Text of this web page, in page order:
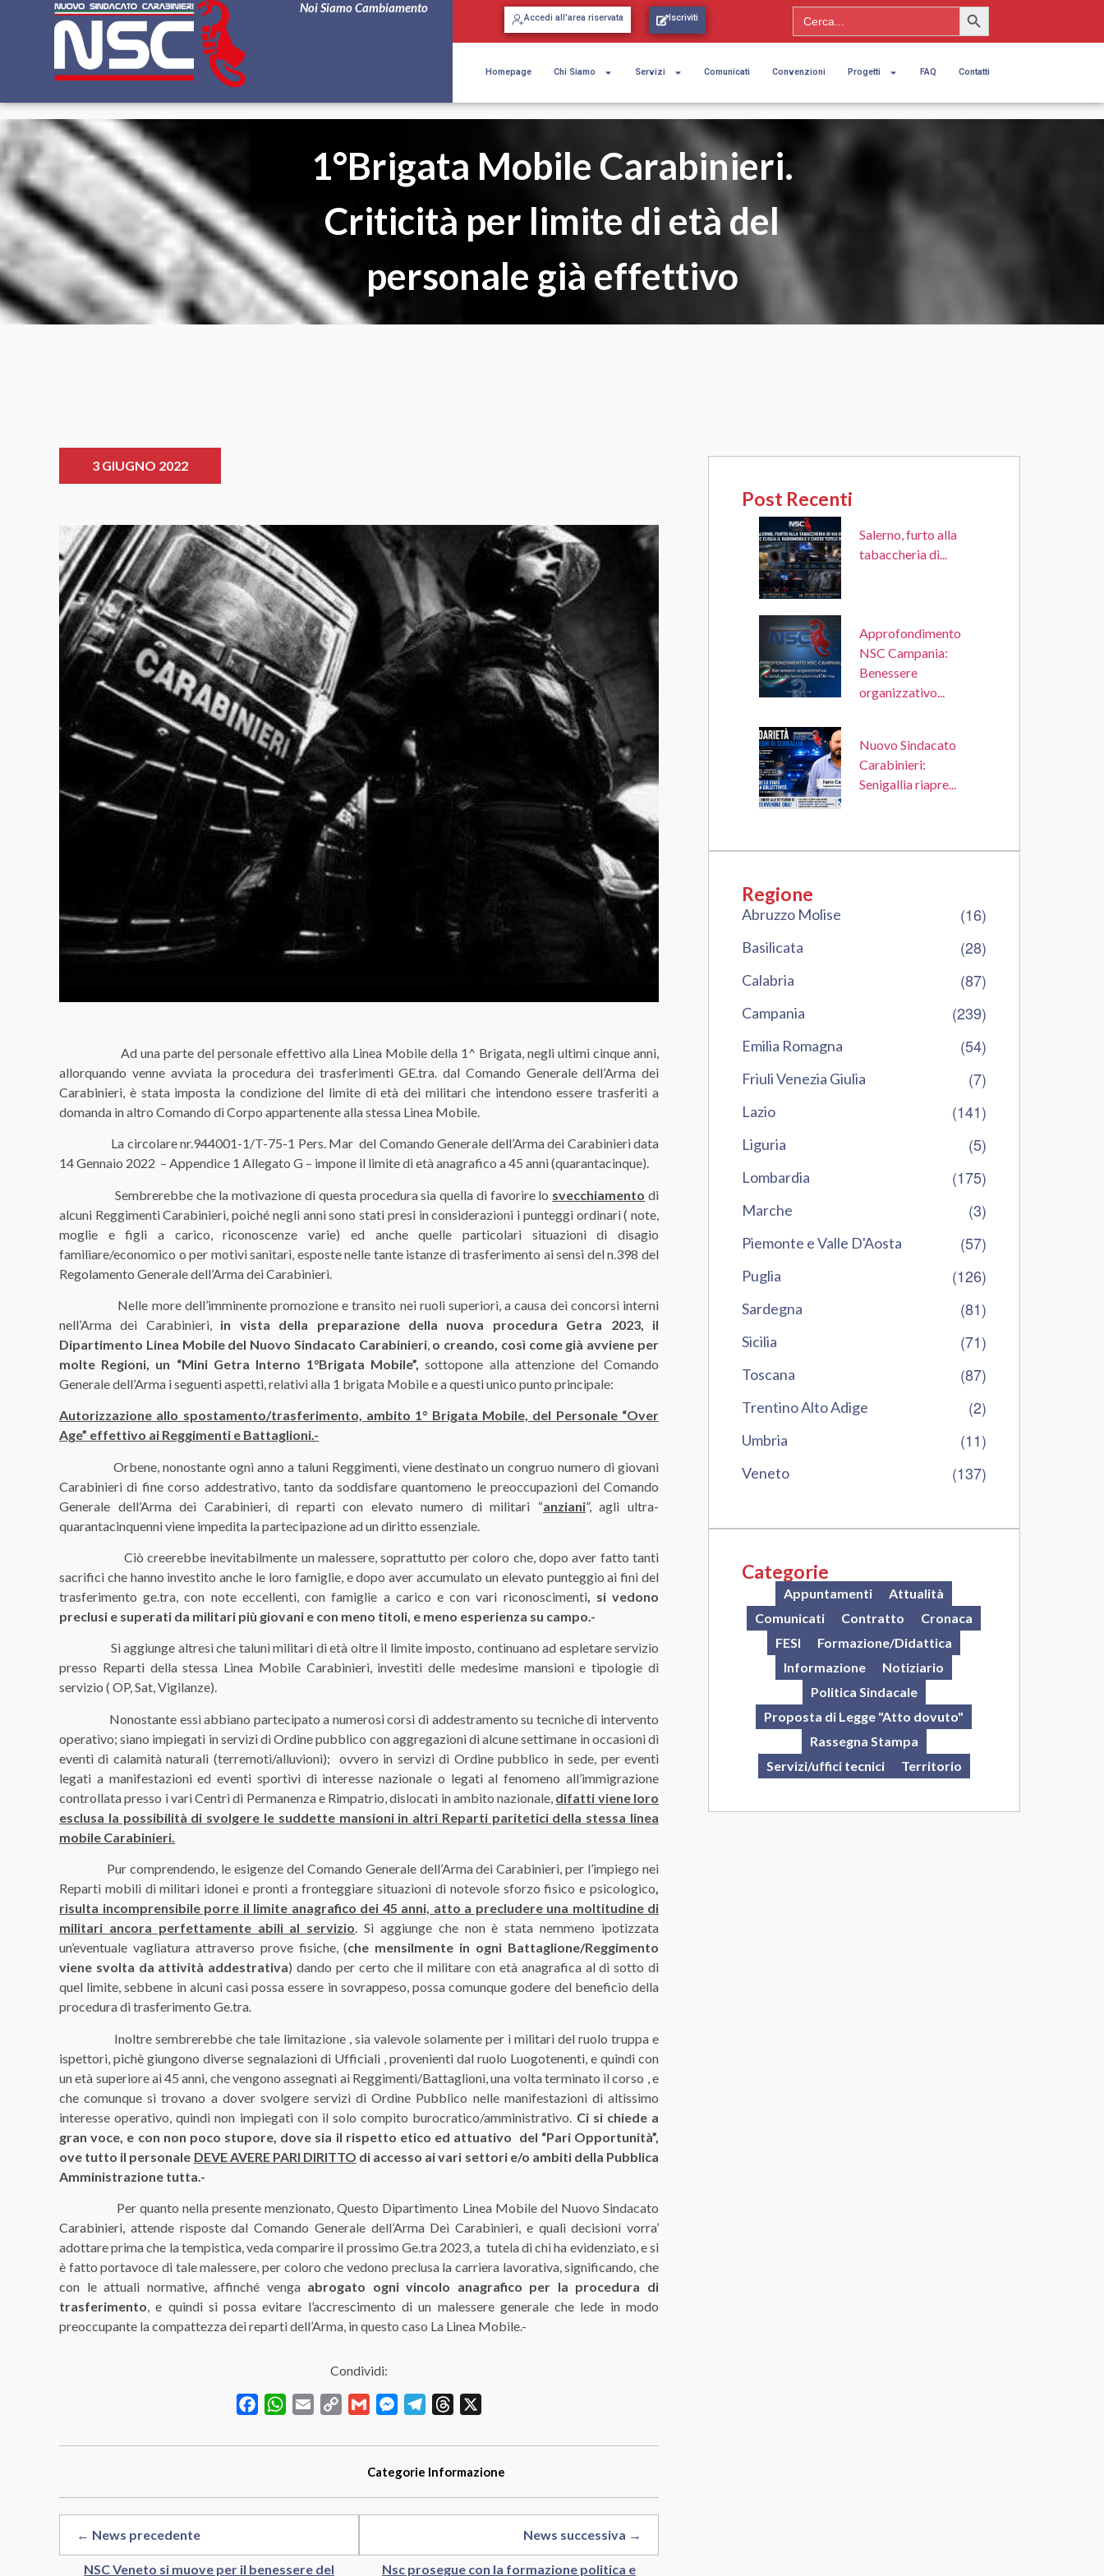
Noi Siamo Cambiamento
Accedi all'area riservata Iscriviti Search
for:
Search Button
Homepage Chi Siamo Servizi Comunicati Convenzioni Progetti FAQ Contatti
1°Brigata Mobile Carabinieri.
Criticità per limite di età del
personale già effettivo
3 GIUGNO 2022
Ad una parte del personale effettivo alla Linea Mobile della 1^ Brigata, negli ultimi cinque anni,
allorquando venne avviata la procedura dei trasferimenti GE.tra. dal Comando Generale dell’Arma dei
Carabinieri, è stata imposta la condizione del limite di età dei militari che intendono essere trasferiti a
domanda in altro Comando di Corpo appartenente alla stessa Linea Mobile.
La circolare nr.944001-1/T-75-1 Pers. Mar del Comando Generale dell’Arma dei Carabinieri data
14 Gennaio 2022 – Appendice 1 Allegato G – impone il limite di età anagrafico a 45 anni (quarantacinque).
Sembrerebbe che la motivazione di questa procedura sia quella di favorire lo svecchiamento di
alcuni Reggimenti Carabinieri, poiché negli anni sono stati presi in considerazioni i punteggi ordinari ( note,
moglie e figli a carico, riconoscenze varie) ed anche quelle particolari situazioni di disagio
familiare/economico o per motivi sanitari, esposte nelle tante istanze di trasferimento ai sensi del n.398 del
Regolamento Generale dell’Arma dei Carabinieri.
Nelle more dell’imminente promozione e transito nei ruoli superiori, a causa dei concorsi interni
nell’Arma dei Carabinieri, in vista della preparazione della nuova procedura Getra 2023, il
Dipartimento Linea Mobile del Nuovo Sindacato Carabinieri, o creando, così come già avviene per
molte Regioni, un “Mini Getra Interno 1°Brigata Mobile”, sottopone alla attenzione del Comando
Generale dell’Arma i seguenti aspetti, relativi alla 1 brigata Mobile e a questi unico punto principale:
Autorizzazione allo spostamento/trasferimento, ambito 1° Brigata Mobile, del Personale “Over
Age” effettivo ai Reggimenti e Battaglioni.-
Orbene, nonostante ogni anno a taluni Reggimenti, viene destinato un congruo numero di giovani
Carabinieri di fine corso addestrativo, tanto da soddisfare quantomeno le preoccupazioni del Comando
Generale dell’Arma dei Carabinieri, di reparti con elevato numero di militari “anziani”, agli ultra-
quarantacinquenni viene impedita la partecipazione ad un diritto essenziale.
Ciò creerebbe inevitabilmente un malessere, soprattutto per coloro che, dopo aver fatto tanti
sacrifici che hanno investito anche le loro famiglie, e dopo aver accumulato un elevato punteggio ai fini del
trasferimento ge.tra, con note eccellenti, con famiglie a carico e con vari riconoscimenti, si vedono
preclusi e superati da militari più giovani e con meno titoli, e meno esperienza su campo.-
Si aggiunge altresì che taluni militari di età oltre il limite imposto, continuano ad espletare servizio
presso Reparti della stessa Linea Mobile Carabinieri, investiti delle medesime mansioni e tipologie di
servizio ( OP, Sat, Vigilanze).
Nonostante essi abbiano partecipato a numerosi corsi di addestramento su tecniche di intervento
operativo; siano impiegati in servizi di Ordine pubblico con aggregazioni di alcune settimane in occasioni di
eventi di calamità naturali (terremoti/alluvioni); ovvero in servizi di Ordine pubblico in sede, per eventi
legati a manifestazioni ed eventi sportivi di interesse nazionale o legati al fenomeno all’immigrazione
controllata presso i vari Centri di Permanenza e Rimpatrio, dislocati in ambito nazionale, difatti viene loro
esclusa la possibilità di svolgere le suddette mansioni in altri Reparti paritetici della stessa linea
mobile Carabinieri.
Pur comprendendo, le esigenze del Comando Generale dell’Arma dei Carabinieri, per l’impiego nei
Reparti mobili di militari idonei e pronti a fronteggiare situazioni di notevole sforzo fisico e psicologico,
risulta incomprensibile porre il limite anagrafico dei 45 anni, atto a precludere una moltitudine di
militari ancora perfettamente abili al servizio. Si aggiunge che non è stata nemmeno ipotizzata
un’eventuale vagliatura attraverso prove fisiche, (che mensilmente in ogni Battaglione/Reggimento
viene svolta da attività addestrativa) dando per certo che il militare con età anagrafica al di sotto di
quel limite, sebbene in alcuni casi possa essere in sovrappeso, possa comunque godere del beneficio della
procedura di trasferimento Ge.tra.
Inoltre sembrerebbe che tale limitazione , sia valevole solamente per i militari del ruolo truppa e
ispettori, pichè giungono diverse segnalazioni di Ufficiali , provenienti dal ruolo Luogotenenti, e quindi con
un età superiore ai 45 anni, che vengono assegnati ai Reggimenti/Battaglioni, una volta terminato il corso , e
che comunque si trovano a dover svolgere servizi di Ordine Pubblico nelle manifestazioni di altissimo
interesse operativo, quindi non impiegati con il solo compito burocratico/amministrativo. Ci si chiede a
gran voce, e con non poco stupore, dove sia il rispetto etico ed attuativo del “Pari Opportunità”,
ove tutto il personale DEVE AVERE PARI DIRITTO di accesso ai vari settori e/o ambiti della Pubblica
Amministrazione tutta.-
Per quanto nella presente menzionato, Questo Dipartimento Linea Mobile del Nuovo Sindacato
Carabinieri, attende risposte dal Comando Generale dell’Arma Dei Carabinieri, e quali decisioni vorra’
adottare prima che la tempistica, veda comparire il prossimo Ge.tra 2023, a tutela di chi ha evidenziato, e si
è fatto portavoce di tale malessere, per coloro che vedono preclusa la carriera lavorativa, significando, che
con le attuali normative, affinché venga abrogato ogni vincolo anagrafico per la procedura di
trasferimento, e quindi si possa evitare l’accrescimento di un malessere generale che lede in modo
preoccupante la compattezza dei reparti dell’Arma, in questo caso La Linea Mobile.-
Condividi:
FacebookWhatsApp
Email
Copy
Gmail MessengerTelegramThreads
Categorie Informazione
← News precedente
NSC Veneto si muove per il benessere del
News successiva →
Nsc prosegue con la formazione politica e
Post Recenti
Salerno, furto alla
tabaccheria di...
Approfondimento
NSC Campania:
Benessere
organizzativo...
Nuovo Sindacato
Carabinieri:
Senigallia riapre...
Regione
Abruzzo Molise (16)
Basilicata (28)
Calabria (87)
Campania (239)
Emilia Romagna (54)
Friuli Venezia Giulia (7)
Lazio (141)
Liguria (5)
Lombardia (175)
Marche (3)
Piemonte e Valle D'Aosta (57)
Puglia (126)
Sardegna (81)
Sicilia (71)
Toscana (87)
Trentino Alto Adige (2)
Umbria (11)
Veneto (137)
Categorie
Appuntamenti
Attualità
Comunicati
Contratto
Cronaca
FESI
Formazione/Didattica
Informazione
Notiziario
Politica Sindacale
Proposta di Legge "Atto dovuto"
Rassegna Stampa
Servizi/uffici tecnici
Territorio